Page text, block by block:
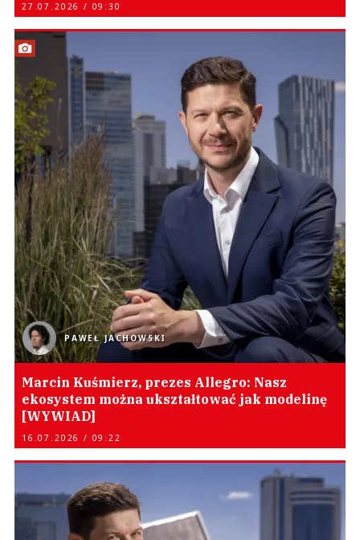
27.07.2026 / 09:30
PAWEŁ JACHOWSKI
Marcin Kuśmierz, prezes Allegro: Nasz
ekosystem można ukształtować jak modelinę
[WYWIAD]
16.07.2026 / 09:22